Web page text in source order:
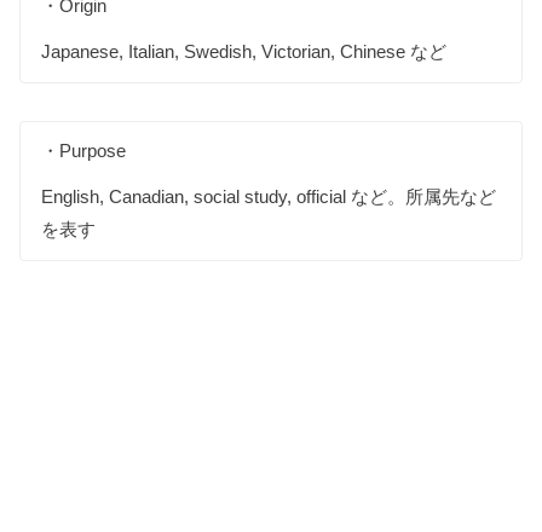
・Origin
Japanese, Italian, Swedish, Victorian, Chinese など
・Purpose
English, Canadian, social study, official など。所属先など
を表す